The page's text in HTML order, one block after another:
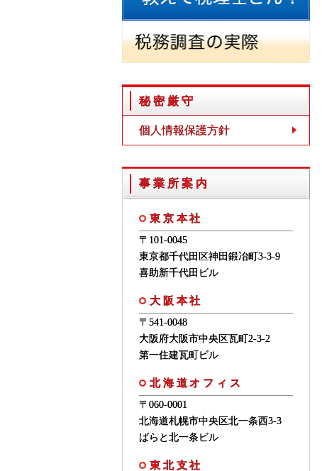
秘密厳守
個人情報保護方針
事業所案内
東京本社
〒101-0045
東京都千代田区神田鍛冶町3-3-9
喜助新千代田ビル
大阪本社
〒541-0048
大阪府大阪市中央区瓦町2-3-2
第一住建瓦町ビル
北海道オフィス
〒060-0001
北海道札幌市中央区北一条西3-3
ばらと北一条ビル
東北支社